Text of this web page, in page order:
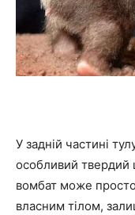
У задній частині
особливий твердий
вомбат може
власним тілом,